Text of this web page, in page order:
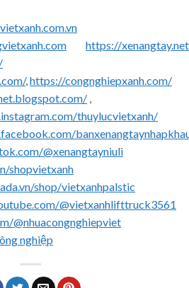
https://xenangtay.net
,https://congnghiepxanh.com/
,
thuylucvietxanh/
@xenangtayniuli
shopvietxanh
shop/vietxanhpalstic
@vietxanhlifttruck3561
@nhuacongnghiepviet
nghiệp